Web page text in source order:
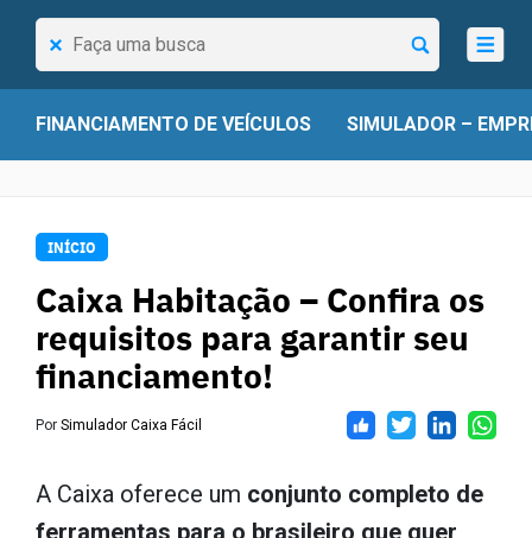
Pesquisar...
FINANCIAMENTO DE VEÍCULOS SIMULADOR –
INÍCIO
Caixa Habitação – Confira os
requisitos para garantir seu
financiamento!
Por Simulador Caixa Fácil
A Caixa oferece um conjunto completo de
ferramentas para o brasileiro que quer